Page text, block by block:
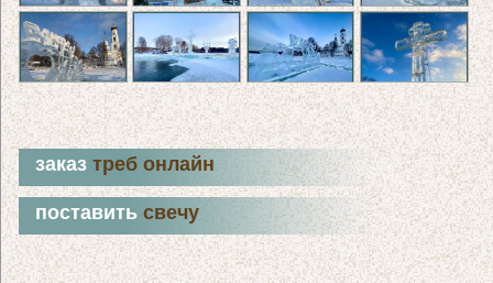
заказтреб онлайн
поставитьсвечу